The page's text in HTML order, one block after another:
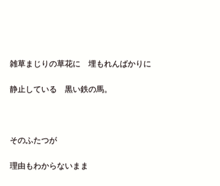
雑草まじりの草花に 埋もれんばかりに
静止している 黒い鉄の馬。
そのふたつが
理由もわからないまま